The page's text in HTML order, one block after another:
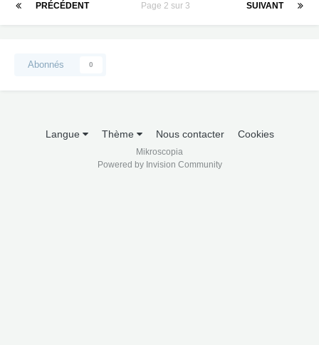
PRÉCÉDENT SUIVANT
Page 2 sur 3
Abonnés 0
Langue Thème Nous contacter Cookies
Mikroscopia
Powered by Invision Community